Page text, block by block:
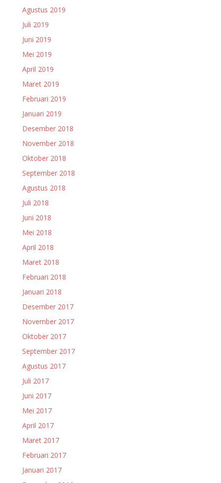
Agustus 2019
Juli 2019
Juni 2019
Mei 2019
April 2019
Maret 2019
Februari 2019
Januari 2019
Desember 2018
November 2018
Oktober 2018
September 2018
Agustus 2018
Juli 2018
Juni 2018
Mei 2018
April 2018
Maret 2018
Februari 2018
Januari 2018
Desember 2017
November 2017
Oktober 2017
September 2017
Agustus 2017
Juli 2017
Juni 2017
Mei 2017
April 2017
Maret 2017
Februari 2017
Januari 2017